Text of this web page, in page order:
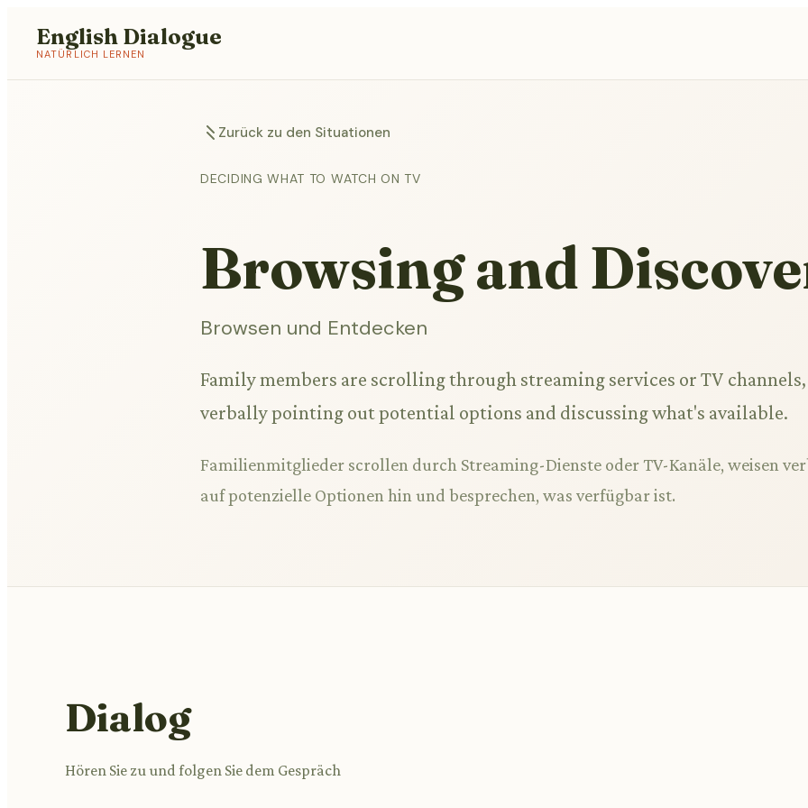
English Dialogue
NATÜRLICH LERNEN
Zurück zu den Situationen
DECIDING WHAT TO WATCH ON TV
Browsing and
Browsen und Entdecken
Family members are scrolling through streaming services or TV channels,
verbally pointing out potential options and discussing what's available.
Familienmitglieder scrollen durch Streaming-Dienste oder TV-Kanäle, weisen
auf potenzielle Optionen hin und besprechen, was verfügbar ist.
Dialog
Hören Sie zu und folgen Sie dem Gespräch